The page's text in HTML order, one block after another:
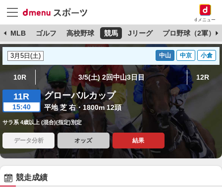
dメニュー
MLB ゴルフ 高校野球 競馬 Jリーグ プロ野球（2軍）
中山 中京 小倉
10R 3/5(土) 2回中山3日目 12R
11R
15:40
グローバルカップ
平地 芝 右・1800m 12頭
サラ系 4歳以上 (混合)(指定)別定
データ分析 オッズ 結果
競走成績